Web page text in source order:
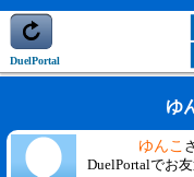
DuelPortal
ゆ
ゆんこ
DuelPortalでお